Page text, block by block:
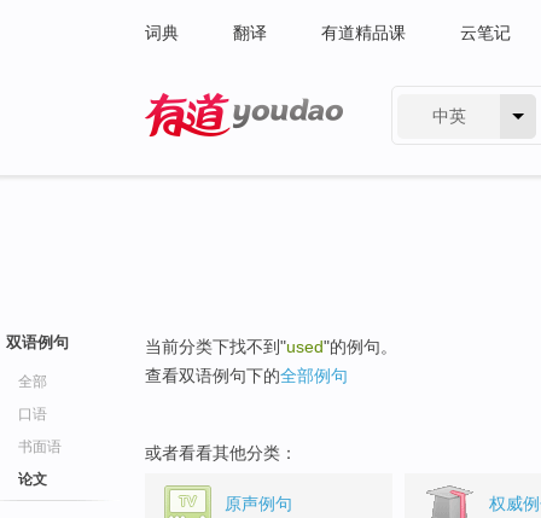
词典 翻译 有道精品课 云笔记
中英
双语例句
全部
口语
书面语
论文
当前分类下找不到"used"的例句。
查看双语例句下的全部例句
或者看看其他分类：
原声例句 权威